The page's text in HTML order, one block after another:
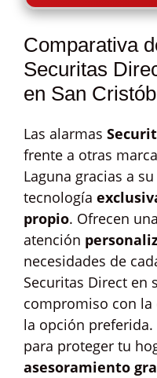
Comparativa
Securitas
en San
Las alarmas
frente a otras
Laguna gracias a su
tecnología
propio. Ofrecen
atención
necesidades de
Securitas Direct en
compromiso con la
la opción
para proteger tu
asesoramiento